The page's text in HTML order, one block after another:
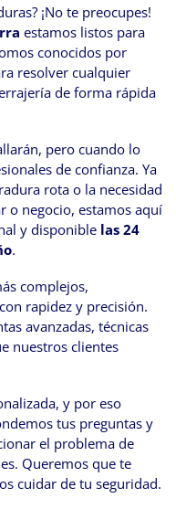
¡No te preocupes!
estamos listos para
conocidos por
resolver cualquier
de forma rápida
pero cuando lo
de confianza. Ya
rota o la necesidad
o negocio, estamos aquí
y disponible las 24
.
complejos,
rapidez y precisión.
avanzadas, técnicas
nuestros clientes
y por eso
tus preguntas y
el problema de
Queremos que te
cuidar de tu seguridad.